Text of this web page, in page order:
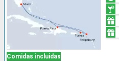
Comidas incluidas